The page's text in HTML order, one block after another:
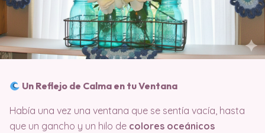
Un Reflejo de Calma en tu Ventana
Había una vez una ventana que se sentía vacía, hasta
que un gancho y un hilo de colores oceánicos